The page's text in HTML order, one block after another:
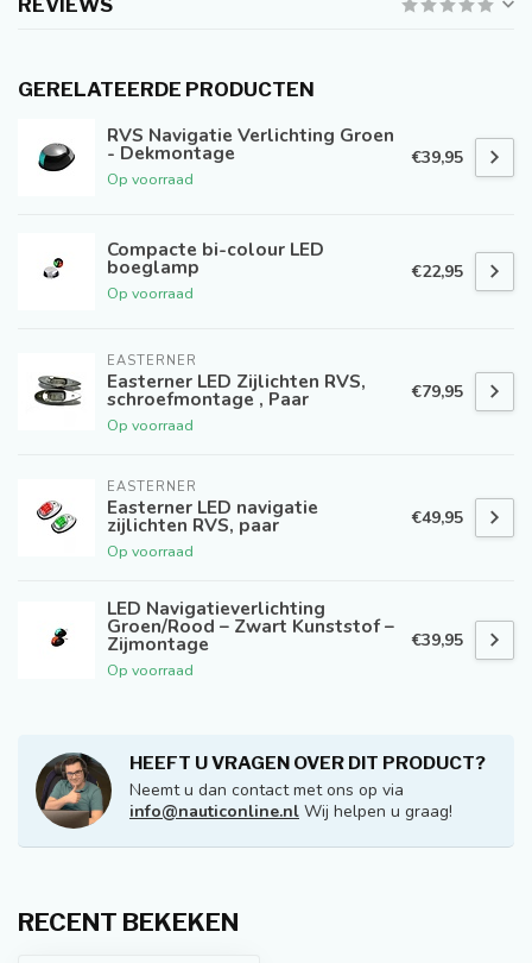
REVIEWS
GERELATEERDE PRODUCTEN
RVS Navigatie Verlichting Groen
- Dekmontage
Op voorraad
€39,95
Compacte bi-colour LED
boeglamp
Op voorraad
€22,95
EASTERNER
Easterner LED Zijlichten RVS,
schroefmontage , Paar
Op voorraad
€79,95
EASTERNER
Easterner LED navigatie
zijlichten RVS, paar
Op voorraad
€49,95
LED Navigatieverlichting
Groen/Rood – Zwart Kunststof –
Zijmontage
Op voorraad
€39,95
HEEFT U VRAGEN OVER DIT PRODUCT?
Neemt u dan contact met ons op via
info@nauticonline.nl Wij helpen u graag!
RECENT BEKEKEN